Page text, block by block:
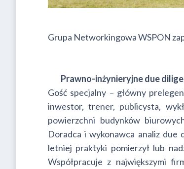
Grupa Networkingowa WSPON
Prawno-inżynieryjne due
Gość specjalny – główny
inwestor, trener, publicysta,
powierzchni budynków
Doradca i wykonawca analiz due
letniej praktyki pomierzył lub
Współpracuje z największymi